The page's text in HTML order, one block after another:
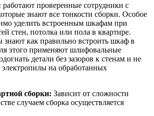
проверенные сотрудники с
знают все тонкости сборки. Особое
уделить встроенным шкафам при
стен, потолка или пола в квартире.
как правильно встроить шкаф в
этого применяют шлифовальные
детали без зазоров к стенам и не
электропилы на обработанных
сборки: Зависит от сложности
случаем сборка осуществляется